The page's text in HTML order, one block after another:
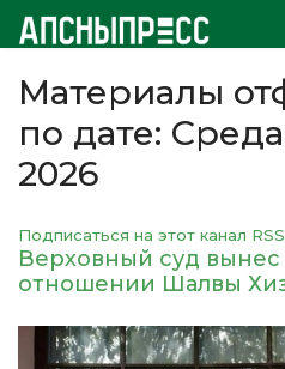
Материалы
по дате:
2026
Подписаться на этот канал RSS
Верховный суд вынес
отношении Шалвы